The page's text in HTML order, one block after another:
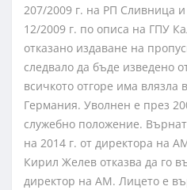
207/2009 г. на РП Сливница
12/2009 г. по описа на ГПУ
отказано издаване на
следвало да бъде изведено
всичкото отгоре има влязла
Германия. Уволнен е през
служебно положение.
на 2014 г. от директора на
Кирил Желев отказва да го
директор на АМ. Лицето е